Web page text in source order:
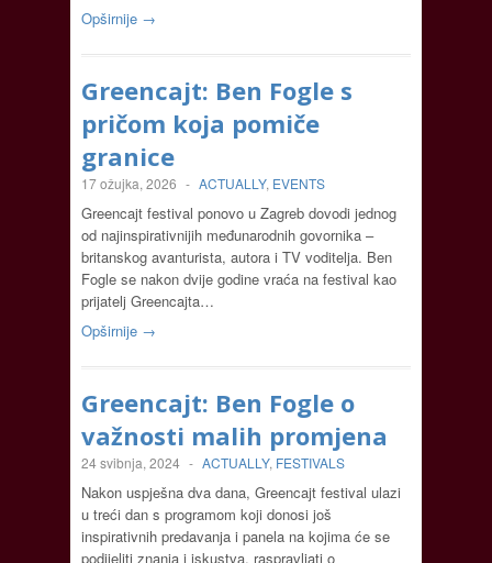
Opširnije →
Greencajt: Ben Fogle s
pričom koja pomiče
granice
17 ožujka, 2026 - ACTUALLY, EVENTS
Greencajt festival ponovo u Zagreb dovodi jednog
od najinspirativnijih međunarodnih govornika –
britanskog avanturista, autora i TV voditelja. Ben
Fogle se nakon dvije godine vraća na festival kao
prijatelj Greencajta…
Opširnije →
Greencajt: Ben Fogle o
važnosti malih promjena
24 svibnja, 2024 - ACTUALLY, FESTIVALS
Nakon uspješna dva dana, Greencajt festival ulazi
u treći dan s programom koji donosi još
inspirativnih predavanja i panela na kojima će se
podijeliti znanja i iskustva, raspravljati o